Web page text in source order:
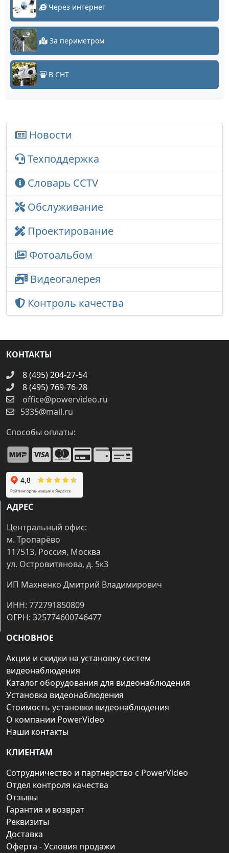
Через интернет
За периметром
В СНТ
Новости
Техподдержка
Словарь CCTV
Обслуживание
Проектирование
Фотоальбом
Видеогалерея
Контроль качества
КОНТАКТЫ
8 (495) 204-27-54
8 (495) 769-76-28
office@powervideo.ru
5335@mail.ru
Способы оплаты:
АДРЕС
Центральный офис:
м. Тропарёво
117513, Россия, Москва
ул. Островитянова, д. 5к3
ИП Махненко Дмитрий Владимирович
ИНН: 772791850809
ОГРН: 325774600746477
ОСНОВНОЕ
Акции и скидки на установку систем
видеонаблюдения
Каталог оборудования для видеонаблюдения
Установка видеонаблюдения
Стоимость установки видеонаблюдения
О компании PowerVideo
Наши контакты
КЛИЕНТАМ
Сотрудничество и партнерство с PowerVideo
Отдел контроля качества
Отзывы
Гарантия и возврат
Реквизиты
Доставка
Оферта - Условия продажи